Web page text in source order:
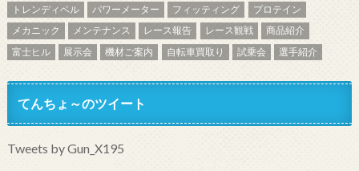
トレンディベル
パワーメーター フィッティング
プロテイン
メカニック
メンテナンス レース報告 レース観戦
商品紹介
富士ヒル
展示会 機材ご案内 自転車買取り 試乗会 選手紹介
てんちょ～のツイート
Tweets by Gun_X195